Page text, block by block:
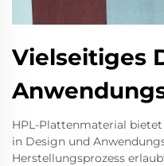
Vielseitiges
HPL-Plattenmaterial
in Design und
Herstellungsprozess